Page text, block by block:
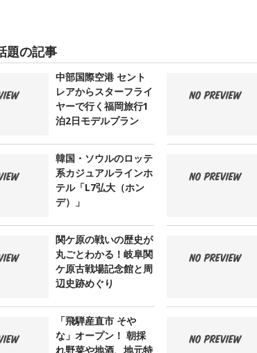
題の記事
中部国際空港 セント
レアからスターフライ
ヤーで行く福岡旅行1
泊2日モデルプラン
韓国・ソウルのロッテ
系カジュアルラインホ
テル「L7弘大（ホン
デ）」
関ケ原の戦いの歴史が
丸ごとわかる！岐阜関
ケ原古戦場記念館と周
辺史跡めぐり
「飛騨産直市 そや
な」オープン！ 朝採
れ野菜や地酒、地元特